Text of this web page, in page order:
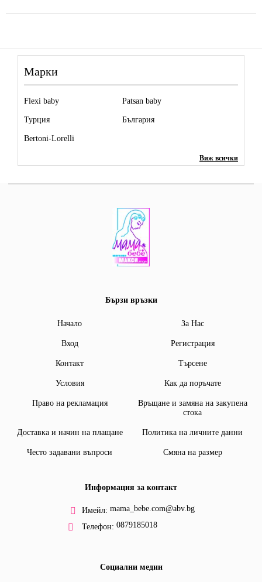
Марки
Flexi baby Patsan baby
Турция България
Bertoni-Lorelli
Виж всички
Бързи връзки
Начало За Нас
Вход Регистрация
Контакт Търсене
Условия Как да поръчате
Право на рекламация
Връщане и замяна на закупена
стока
Доставка и начин на плащане Политика на личните данни
Често задавани въпроси Смяна на размер
Информация за контакт
Имейл: mama_bebe.com@abv.bg
Телефон: 0879185018
Социални медии